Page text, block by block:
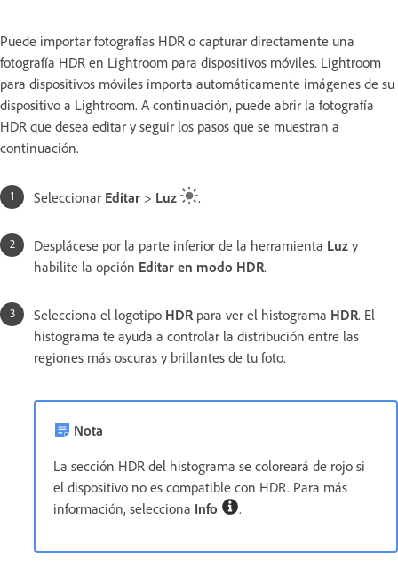
Puede importar fotografías HDR o capturar directamente una
fotografía HDR en Lightroom para dispositivos móviles. Lightroom
para dispositivos móviles importa automáticamente imágenes de su
dispositivo a Lightroom. A continuación, puede abrir la fotografía
HDR que desea editar y seguir los pasos que se muestran a
continuación.
Seleccionar Editar > Luz .
Desplácese por la parte inferior de la herramienta Luz y
habilite la opción Editar en modo HDR.
Selecciona el logotipo HDRpara ver el histograma HDR. El
histograma te ayuda a controlar la distribución entre las
regiones más oscuras y brillantes de tu foto.
Nota
La sección HDR del histograma se coloreará de rojo si
el dispositivo no es compatible con HDR. Para más
información, selecciona Info .